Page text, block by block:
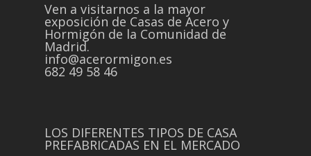
Ven a visitarnos a la mayor
exposición de Casas de Acero y
Hormigón de la Comunidad de
Madrid.
info@acerormigon.es
682 49 58 46
LOS DIFERENTES TIPOS DE CASA
PREFABRICADAS EN EL MERCADO